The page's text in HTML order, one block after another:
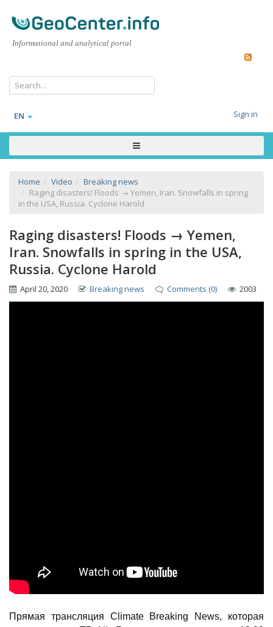
Informational and analytical portal
EN Sign in
Home Video
Breaking news
Raging disasters! Floods → Yemen, Iran. Snowfalls in spring
in the USA, Russia. Cyclone Harold
Raging disasters! Floods → Yemen,
Iran. Snowfalls in spring in the USA,
Russia. Cyclone Harold
April 20, 2020 Breaking news Comments (0) 2003
Прямая трансляция Climate Breaking News, которая